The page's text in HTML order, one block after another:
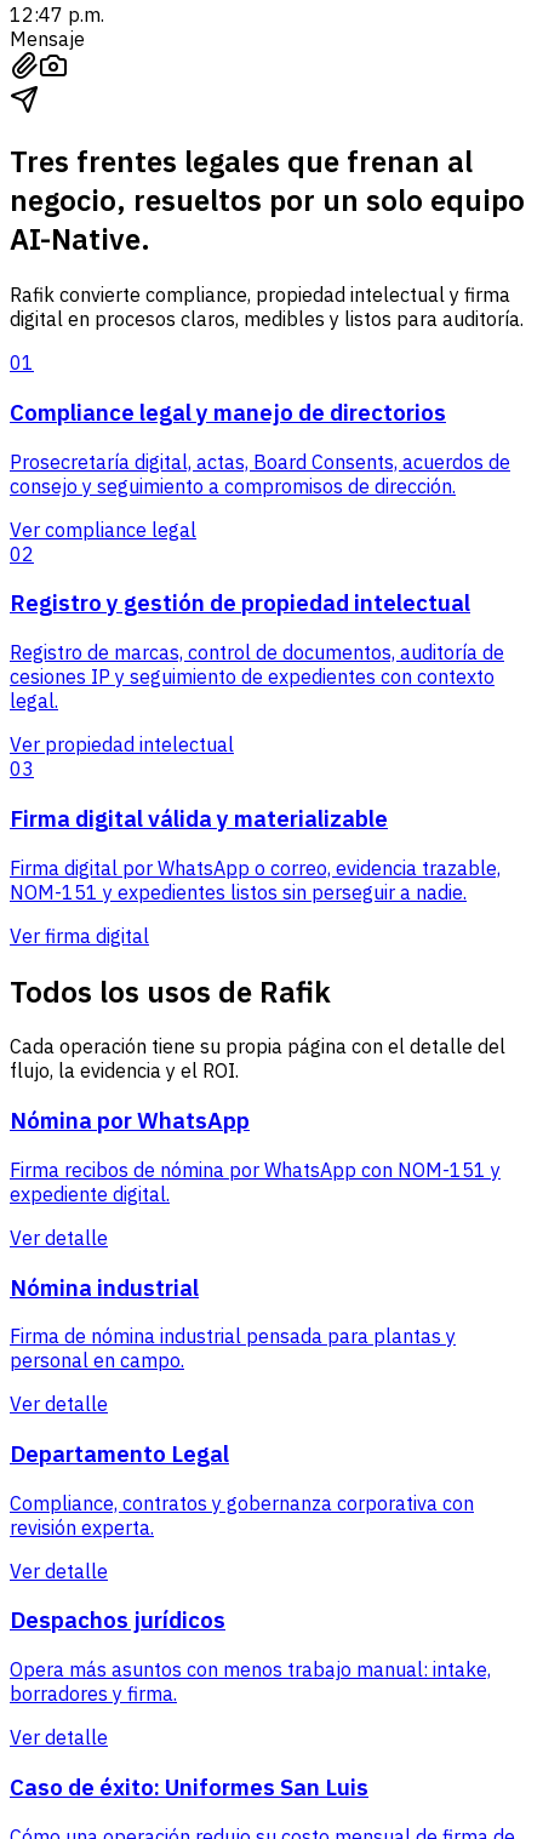
12:47 p.m.
Mensaje
Tres frentes legales que frenan al
negocio, resueltos por un solo equipo
AI-Native.
Rafik convierte compliance, propiedad intelectual y firma
digital en procesos claros, medibles y listos para auditoría.
01
Compliance legal y manejo de directorios
Prosecretaría digital, actas, Board Consents, acuerdos de
consejo y seguimiento a compromisos de dirección.
Ver compliance legal
02
Registro y gestión de propiedad intelectual
Registro de marcas, control de documentos, auditoría de
cesiones IP y seguimiento de expedientes con contexto
legal.
Ver propiedad intelectual
03
Firma digital válida y materializable
Firma digital por WhatsApp o correo, evidencia trazable,
NOM-151 y expedientes listos sin perseguir a nadie.
Ver firma digital
Todos los usos de Rafik
Cada operación tiene su propia página con el detalle del
flujo, la evidencia y el ROI.
Nómina por WhatsApp
Firma recibos de nómina por WhatsApp con NOM-151 y
expediente digital.
Ver detalle
Nómina industrial
Firma de nómina industrial pensada para plantas y
personal en campo.
Ver detalle
Departamento Legal
Compliance, contratos y gobernanza corporativa con
revisión experta.
Ver detalle
Despachos jurídicos
Opera más asuntos con menos trabajo manual: intake,
borradores y firma.
Ver detalle
Caso de éxito: Uniformes San Luis